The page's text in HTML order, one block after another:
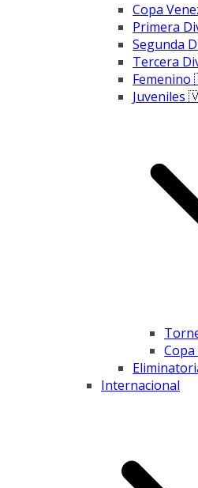
Copa
Primera
Segunda
Tercera
Juveniles
Internacional